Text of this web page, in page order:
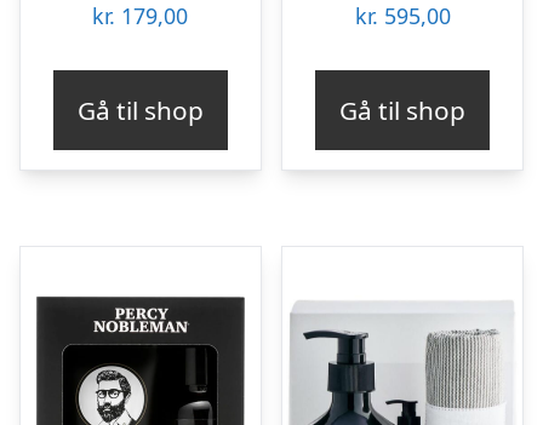
kr. 179,00
Gå til shop
kr. 595,00
Gå til shop